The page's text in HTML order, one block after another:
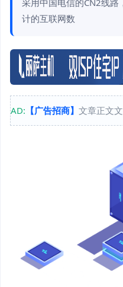
采用中国电信的CN2线
计的互联网数
AD: 【广告招商】 文章正文